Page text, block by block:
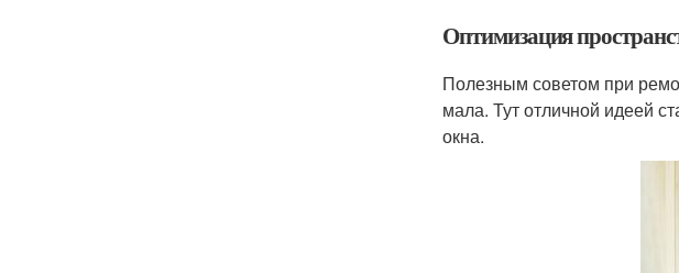
Оптимизация
Полезным советом при
мала. Тут отличной идеей
окна.